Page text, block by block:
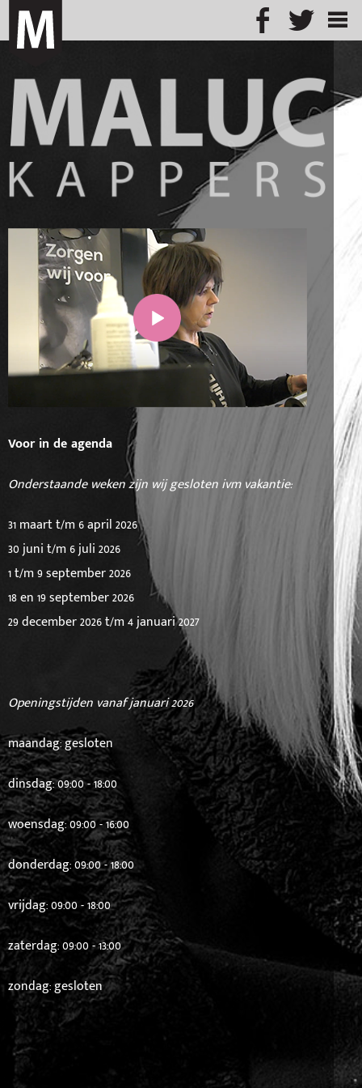
Voor in de agenda
Onderstaande weken zijn wij gesloten ivm vakantie:
31 maart t/m 6 april 2026
30 juni t/m 6 juli 2026
1 t/m 9 september 2026
18 en 19 september 2026
29 december 2026 t/m 4 januari 2027
Openingstijden vanaf januari 2026
maandag: gesloten
dinsdag: 09:00 - 18:00
woensdag: 09:00 - 16:00
donderdag: 09:00 - 18:00
vrijdag: 09:00 - 18:00
zaterdag: 09:00 - 13:00
zondag: gesloten